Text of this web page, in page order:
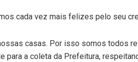
cada vez mais felizes pelo seu
casas. Por isso somos todos
para a coleta da Prefeitura,